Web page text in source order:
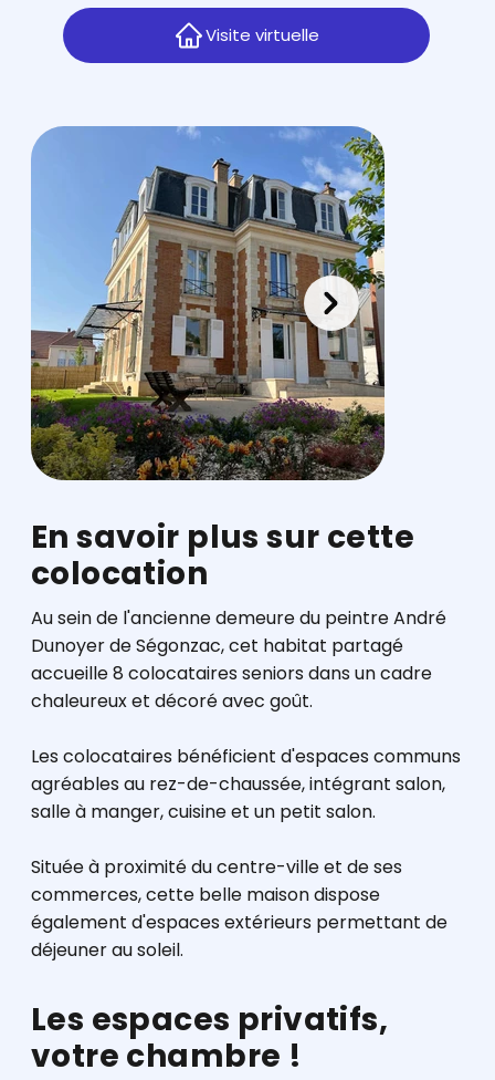
En savoir plus sur cette
colocation
Au sein de l'ancienne demeure du peintre André
Dunoyer de Ségonzac, cet habitat partagé
accueille 8 colocataires seniors dans un cadre
chaleureux et décoré avec goût.
Les colocataires bénéficient d'espaces communs
agréables au rez-de-chaussée, intégrant salon,
salle à manger, cuisine et un petit salon.
Située à proximité du centre-ville et de ses
commerces, cette belle maison dispose
également d'espaces extérieurs permettant de
déjeuner au soleil.
Les espaces privatifs,
votre chambre !
Visite virtuelle